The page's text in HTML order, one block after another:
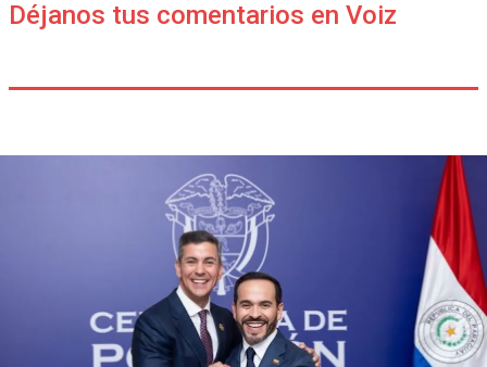
Déjanos tus comentarios en Voiz